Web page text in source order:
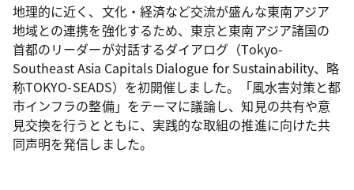
地理的に近く、文化・経済など交流が盛んな東南アジア
地域との連携を強化するため、東京と東南アジア諸国の
首都のリーダーが対話するダイアログ（Tokyo-
Southeast Asia Capitals Dialogue for Sustainability、略
称TOKYO-SEADS）を初開催しました。「風水害対策と都
市インフラの整備」をテーマに議論し、知見の共有や意
見交換を行うとともに、実践的な取組の推進に向けた共
同声明を発信しました。